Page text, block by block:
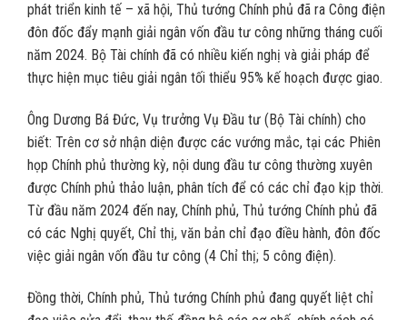
phát triển kinh tế – xã hội, Thủ tướng Chính phủ đã ra Công điện
đôn đốc đẩy mạnh giải ngân vốn đầu tư công những tháng cuối
năm 2024. Bộ Tài chính đã có nhiều kiến nghị và giải pháp để
thực hiện mục tiêu giải ngân tối thiểu 95% kế hoạch được giao.
Ông Dương Bá Đức, Vụ trưởng Vụ Đầu tư (Bộ Tài chính) cho
biết: Trên cơ sở nhận diện được các vướng mắc, tại các Phiên
họp Chính phủ thường kỳ, nội dung đầu tư công thường xuyên
được Chính phủ thảo luận, phân tích để có các chỉ đạo kịp thời.
Từ đầu năm 2024 đến nay, Chính phủ, Thủ tướng Chính phủ đã
có các Nghị quyết, Chỉ thị, văn bản chỉ đạo điều hành, đôn đốc
việc giải ngân vốn đầu tư công (4 Chỉ thị; 5 công điện).
Đồng thời, Chính phủ, Thủ tướng Chính phủ đang quyết liệt chỉ